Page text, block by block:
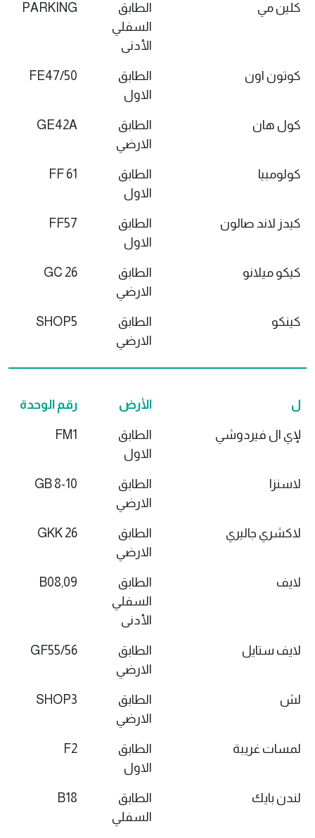
كلين مي
الطابق
السفلي
الأدنى
PARKING
كوتون اون
الطابق
الاول
FE47/50
كول هان
الطابق
الارضي
GE42A
كولومبيا
الطابق
الاول
FF 61
كيدز لاند صالون
الطابق
الاول
FF57
كيكو ميلانو
الطابق
الارضي
GC 26
كينكو
الطابق
الارضي
SHOP5
ل الأرض رقم الوحدة
لإي ال فيردوشي
الطابق
الاول
FM1
لاسنزا
الطابق
الارضي
GB 8-10
لاكشري جاليري
الطابق
الارضي
GKK 26
لايف
الطابق
السفلي
الأدنى
B08,09
لايف ستايل
الطابق
الارضي
GF55/56
لش
الطابق
الارضي
SHOP3
لمسات غريبة
الطابق
الاول
F2
لندن بايك
الطابق
السفلي
B18